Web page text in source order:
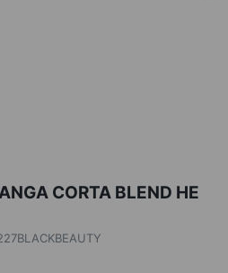
CORTA BLEND HE